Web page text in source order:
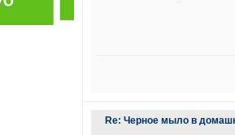
Re: Черное мыло в